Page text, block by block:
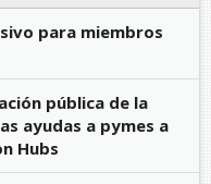
para miembros
pública de la
ayudas a pymes a
Hubs